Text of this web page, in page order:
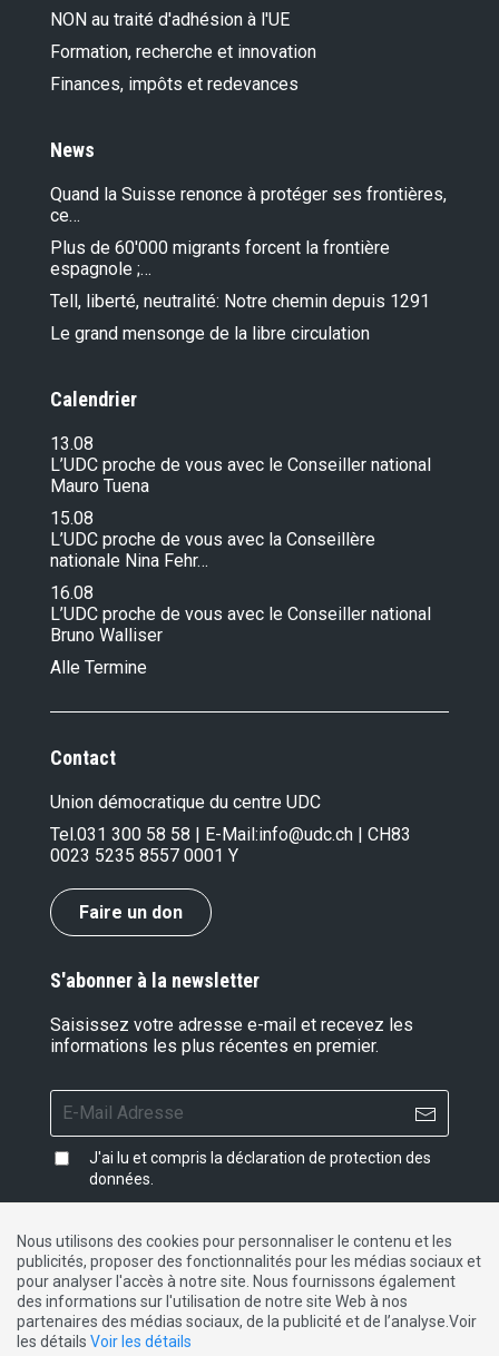
NON au traité d'adhésion à l'UE
Formation, recherche et innovation
Finances, impôts et redevances
News
Quand la Suisse renonce à protéger ses frontières,
ce…
Plus de 60'000 migrants forcent la frontière
espagnole ;…
Tell, liberté, neutralité: Notre chemin depuis 1291
Le grand mensonge de la libre circulation
Calendrier
13.08
L’UDC proche de vous avec le Conseiller national
Mauro Tuena
15.08
L’UDC proche de vous avec la Conseillère
nationale Nina Fehr…
16.08
L’UDC proche de vous avec le Conseiller national
Bruno Walliser
Alle Termine
Contact
Union démocratique du centre UDC
Tel.031 300 58 58 | E-Mail:info@udc.ch | CH83
0023 5235 8557 0001 Y
Faire un don
S'abonner à la newsletter
Saisissez votre adresse e-mail et recevez les
informations les plus récentes en premier.
J'ai lu et compris la déclaration de protection des
données
Impressum| Protection des données|Contact
DE FR IT
Nous utilisons des cookies pour personnaliser le contenu et les
publicités, proposer des fonctionnalités pour les médias sociaux et
pour analyser l'accès à notre site. Nous fournissons également
des informations sur l'utilisation de notre site Web à nos
partenaires des médias sociaux, de la publicité et de l’analyse.Voir
les détails Voir les détails